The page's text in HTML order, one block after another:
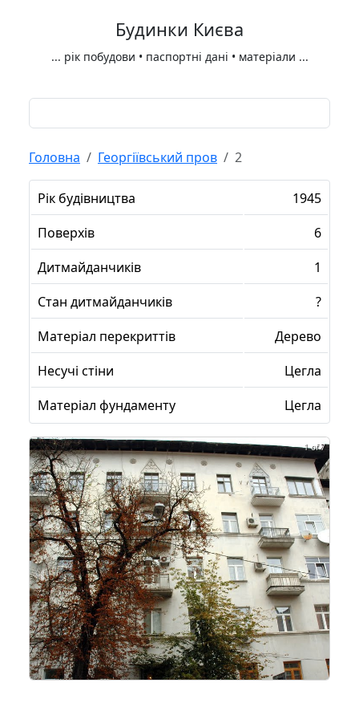
Будинки Києва
... рік побудови • паспортні дані • матеріали ...
Головна Георгіївський пров 2
Рік будівництва
1945
Поверхів
6
Дитмайданчиків
1
Стан дитмайданчиків
?
Матеріал перекриттів
Дерево
Несучі стіни
Цегла
Матеріал фундаменту
Цегла
1 of 7